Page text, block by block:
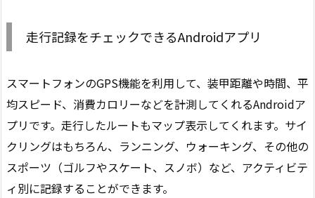
走行記録をチェックできるAndroidアプリ
スマートフォンのGPS機能を利用して、装甲距離や時間、平
均スピード、消費カロリーなどを計測してくれるAndroidア
プリです。走行したルートもマップ表示してくれます。サイ
クリングはもちろん、ランニング、ウォーキング、その他の
スポーツ（ゴルフやスケート、スノボ）など、アクティビテ
ィ別に記録することができます。